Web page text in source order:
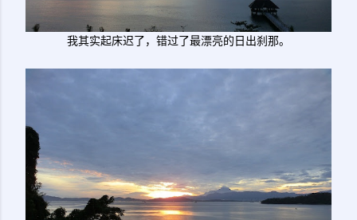
我其实起床迟了，错过了最漂亮的日出刹那。